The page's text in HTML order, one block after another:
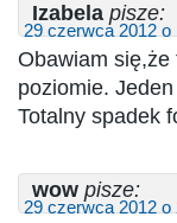
Izabela pisze:
29 czerwca 2012 o
Obawiam się,że
poziomie.
Totalny spadek
wow pisze:
29 czerwca 2012 o